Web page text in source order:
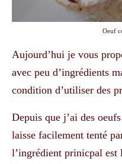
Oeuf
Aujourd’hui je vous
avec peu d’ingrédients
condition d’utiliser des
Depuis que j’ai des
laisse facilement tenté
l’ingrédient prinicpal est